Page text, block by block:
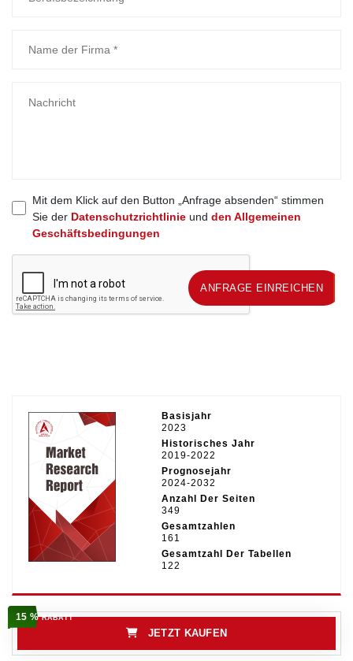
Mit dem Klick auf den Button „Anfrage absenden“ stimmen
Sie der Datenschutzrichtlinieund den Allgemeinen
Geschäftsbedingungen
ANFRAGE EINREICHEN ANFRAGE EINREICHEN
Basisjahr
2023
Historisches Jahr
2019-2022
Prognosejahr
2024-2032
Anzahl Der Seiten
349
Gesamtzahlen
161
Gesamtzahl Der Tabellen
122
15 %RABATT
JETZT KAUFEN